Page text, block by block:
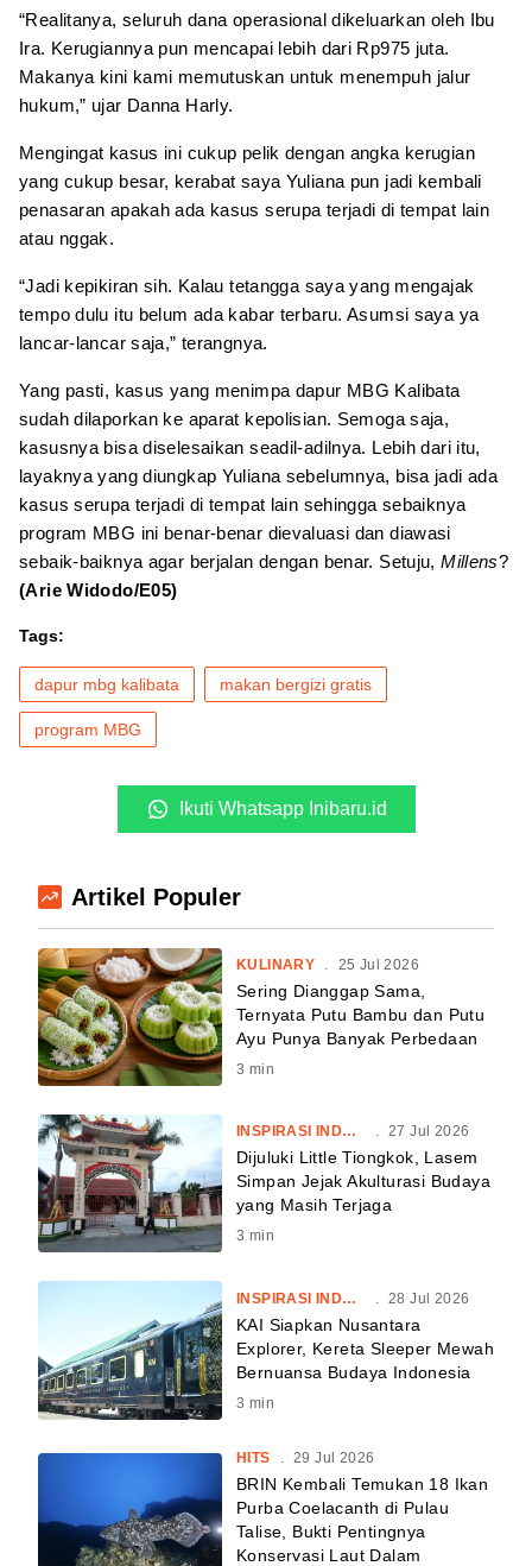
“Realitanya, seluruh dana operasional dikeluarkan oleh Ibu
Ira. Kerugiannya pun mencapai lebih dari Rp975 juta.
Makanya kini kami memutuskan untuk menempuh jalur
hukum,” ujar Danna Harly.
Mengingat kasus ini cukup pelik dengan angka kerugian
yang cukup besar, kerabat saya Yuliana pun jadi kembali
penasaran apakah ada kasus serupa terjadi di tempat lain
atau nggak.
“Jadi kepikiran sih. Kalau tetangga saya yang mengajak
tempo dulu itu belum ada kabar terbaru. Asumsi saya ya
lancar-lancar saja,” terangnya.
Yang pasti, kasus yang menimpa dapur MBG Kalibata
sudah dilaporkan ke aparat kepolisian. Semoga saja,
kasusnya bisa diselesaikan seadil-adilnya. Lebih dari itu,
layaknya yang diungkap Yuliana sebelumnya, bisa jadi ada
kasus serupa terjadi di tempat lain sehingga sebaiknya
program MBG ini benar-benar dievaluasi dan diawasi
sebaik-baiknya agar berjalan dengan benar. Setuju,Millens?
(Arie Widodo/E05)
Tags:
dapur mbg kalibata makan bergizi gratis
program MBG
Ikuti Whatsapp Inibaru.id
Artikel Populer
KULINARY . 25 Jul 2026
Sering Dianggap Sama,
Ternyata Putu Bambu dan Putu
Ayu Punya Banyak Perbedaan
3 min
INSPIRASI INDONESIA . 27 Jul 2026
Dijuluki Little Tiongkok, Lasem
Simpan Jejak Akulturasi Budaya
yang Masih Terjaga
3 min
INSPIRASI INDONESIA 28 Jul 2026
KAI Siapkan Nusantara
Explorer, Kereta Sleeper Mewah
Bernuansa Budaya Indonesia
3 min
HITS 29 Jul 2026
BRIN Kembali Temukan 18 Ikan
Purba Coelacanth di Pulau
Talise, Bukti Pentingnya
Konservasi Laut Dalam